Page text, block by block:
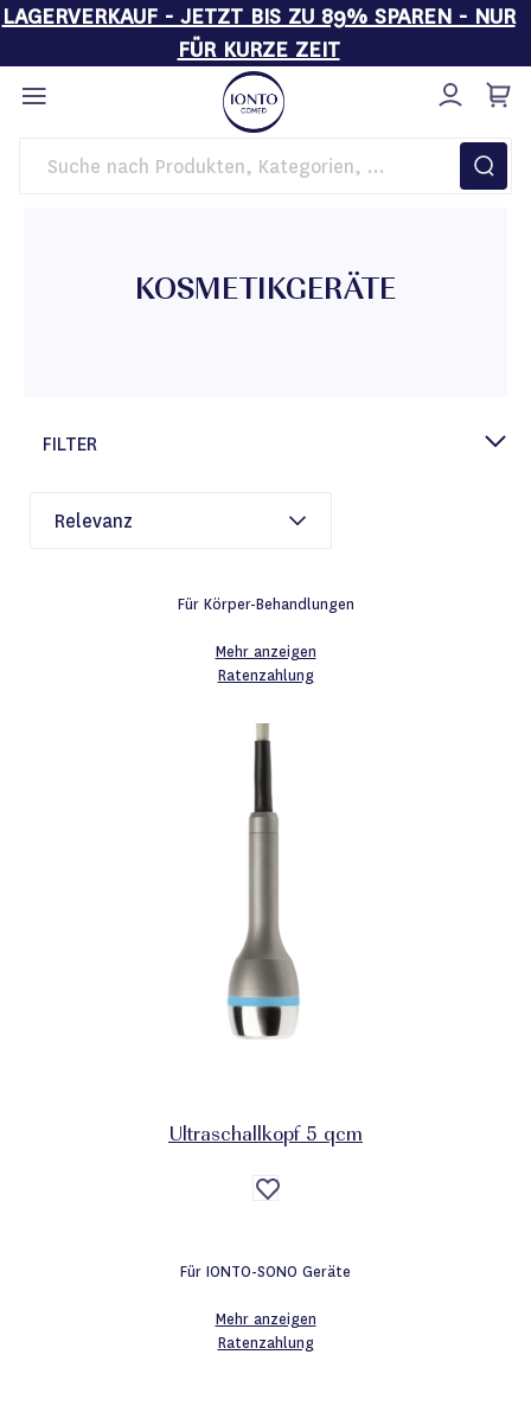
LAGERVERKAUF - JETZT BIS ZU 89% SPAREN - NUR
FÜR KURZE ZEIT
Direkt
zum
Inhalt
Startseite Kosmetikgeräte
KOSMETIKGERÄTE
FILTER
Für Körper-Behandlungen
Mehr anzeigen
Ratenzahlung
Ultraschallkopf 5 qcm
Auf
die
Für IONTO-SONO Geräte
Mehr anzeigen
Ratenzahlung